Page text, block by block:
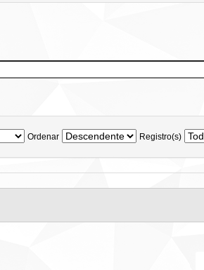
Ordenar Registro(s)